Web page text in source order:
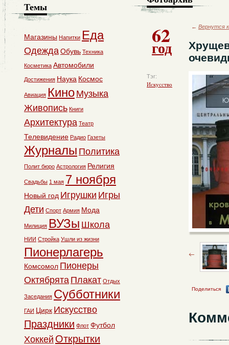
62
год
Тэг:
Искусство
← Вернутся
Поделиться
Темы
Магазины Напитки Еда
ОдеждаОбувь Техника
Косметика Автомобили
Достижения Наука Космос
Авиация Кино Музыка
Живопись Книги
Архитектура Театр
Телевидение Радио Газеты
Журналы Политика
Полит бюро Астрология Религия
Свадьбы 1 мая 7 ноября
Новый год Игрушки Игры
Дети Спорт Армия Мода
Милиция ВУЗы Школа
НИИ Стройка Ушли из жизни
Пионерлагерь
Комсомол Пионеры
Октябрята Плакат Отдых
Заседания Субботники
ГАИ Цирк Искусство
Праздники Флот Футбол
Хоккей Открытки